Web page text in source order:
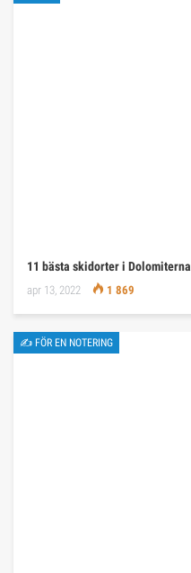
11 bästa skidorter i Dolomiterna
apr 13, 2022 1 869
✍ FÖR EN NOTERING